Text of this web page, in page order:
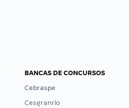
BANCAS DE CONCURSOS
Cebraspe
Cesgranrio